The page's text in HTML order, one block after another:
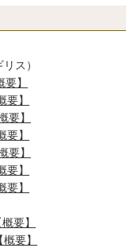
ス）
要】
要】
要】
要】
要】
要】
要】
概要】
【概要】